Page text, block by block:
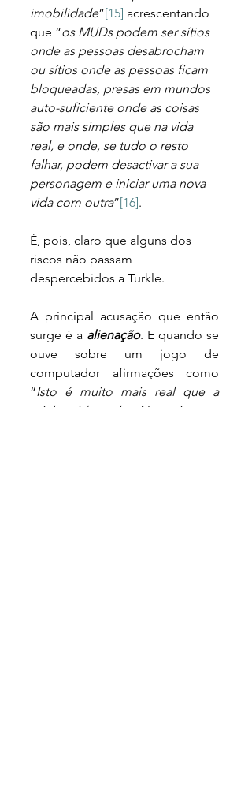
imobilidade”[15] acrescentando
que “os MUDs podem ser sítios
onde as pessoas desabrocham
ou sítios onde as pessoas ficam
bloqueadas, presas em mundos
auto-suficiente onde as coisas
são mais simples que na vida
real, e onde, se tudo o resto
falhar, podem desactivar a sua
personagem e iniciar uma nova
vida com outra”[16].
É, pois, claro que alguns dos
riscos não passam
despercebidos a Turkle.
A principal acusação que então
surge é a alienação. E quando se
ouve sobre um jogo de
computador afirmações como
“Isto é muito mais real que a
minha vida real.... Neste jogo o